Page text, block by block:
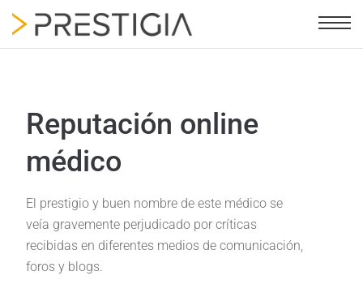
Reputación online
médico
El prestigio y buen nombre de este médico se
veía gravemente perjudicado por críticas
recibidas en diferentes medios de comunicación,
foros y blogs​.